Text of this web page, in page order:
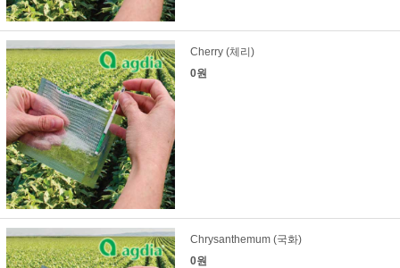
Cherry (체리)
0원
Chrysanthemum (국화)
0원